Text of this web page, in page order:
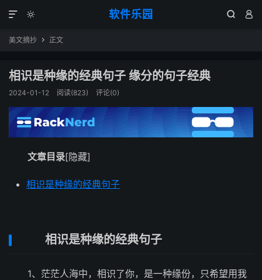
软件乐园 
 

美文摘抄  正文
相识是种缘的经典句子 缘分的句子经典
2024-01-12 阅读(823) 评论(0)
文章目录[隐藏]
相识是种缘的经典句子
相识是种缘的经典句子
1、茫茫人海中，相识了你，是一种缘份，只希望用我